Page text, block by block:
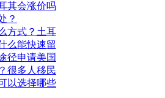
其会涨价吗
？
方式？土耳
么能快速留
径申请美国
很多人移民
以选择哪些